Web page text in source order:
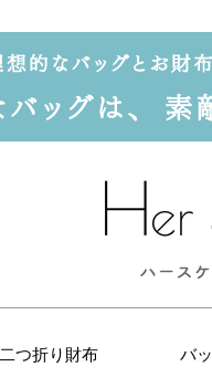
二つ折り財布 バ